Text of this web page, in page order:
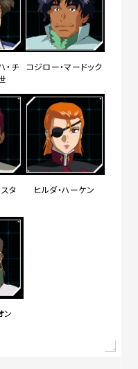
・チ
コジロー・マードック
タ ヒルダ・ハーケン
ン